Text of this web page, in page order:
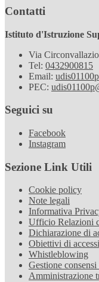
Contatti
Istituto d'Istruzione
Via
Tel: 0432900815
Email:
PEC:
Seguici su
Facebook
Instagram
Sezione Link Utili
Cookie policy
Note legali
Informativa
Ufficio Relazioni
Dichiarazione di
Obiettivi di
Whistleblowing
Gestione
Amministrazione